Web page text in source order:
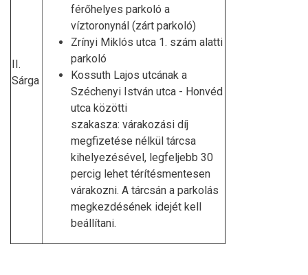
II.
Sárga
férőhelyes parkoló a
víztoronynál (zárt parkoló)
Zrínyi Miklós utca 1. szám alatti
parkoló
Kossuth Lajos utcának a
Széchenyi István utca - Honvéd
utca közötti
szakasza: várakozási díj
megfizetése nélkül tárcsa
kihelyezésével, legfeljebb 30
percig lehet térítésmentesen
várakozni. A tárcsán a parkolás
megkezdésének idejét kell
beállítani.